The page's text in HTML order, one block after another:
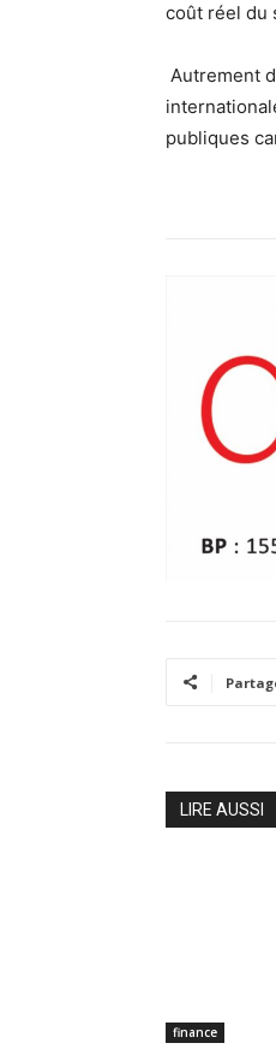
coût réel du
Autrement
publiques
LIRE AUSSI
finance